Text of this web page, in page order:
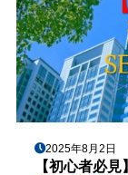
2025年8月2日
【初心者必